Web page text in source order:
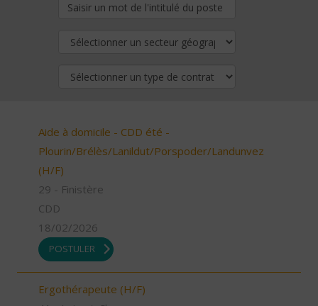
Aide à domicile - CDD été -
Plourin/Brélès/Lanildut/Porspoder/Landunvez
(H/F)
29 - Finistère
CDD
18/02/2026
POSTULER
Ergothérapeute (H/F)